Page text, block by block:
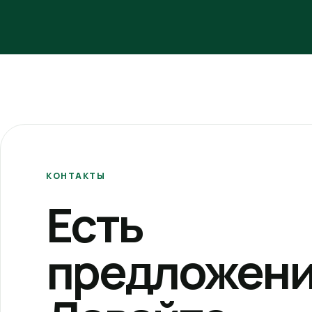
КОНТАКТЫ
Есть